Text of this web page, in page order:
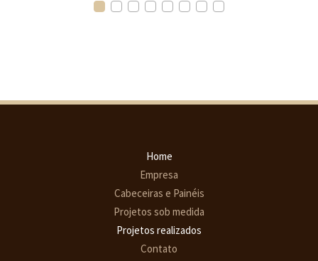
Home
Empresa
Cabeceiras e Painéis
Projetos sob medida
Projetos realizados
Contato